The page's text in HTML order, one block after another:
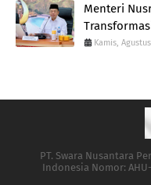
Menteri
Kamis,
PT. Swara Nusantara
Indonesia Nomor: AHU-